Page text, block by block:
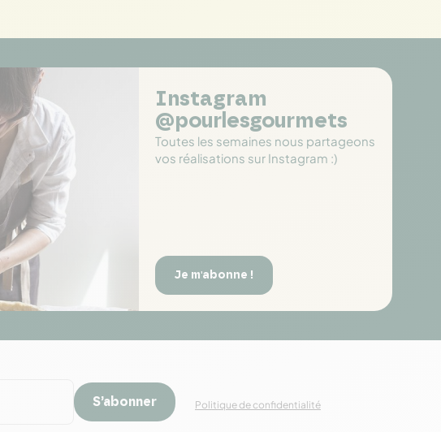
Instagram
@pourlesgourmets
Toutes les semaines nous partageons
vos réalisations sur Instagram :)
Je m'abonne !
S’abonner Politique de confidentialité